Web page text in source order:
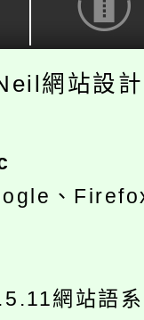
網站設
、
網站語